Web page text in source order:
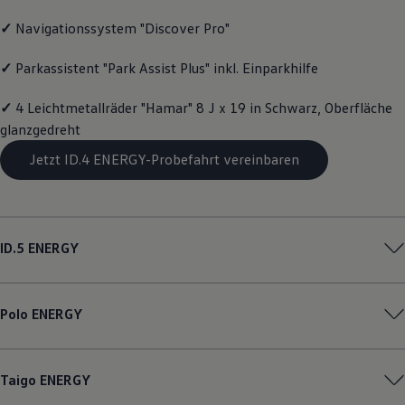
GTI Kollektion
we drive football
#wedriveproud
myVolkswagen
Software Updates
Service und Ersatzteile
Inspektion und HU/AU
Reparaturen und Checks
Digitale Extras
✓ Navigationssystem "Discover Pro"
✓ Parkassistent "Park Assist Plus" inkl. Einparkhilfe
✓ 4 Leichtmetallräder "Hamar" 8 J x 19 in Schwarz, Oberfläche
glanzgedreht
Jetzt ID.4 ENERGY-Probefahrt vereinbaren
ID.5 ENERGY
Polo ENERGY
Taigo ENERGY